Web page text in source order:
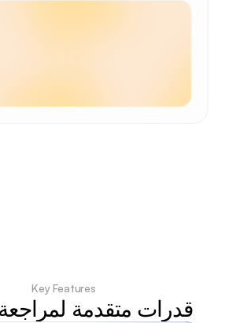
Key Features
قدرات متقدمة لمراجعة